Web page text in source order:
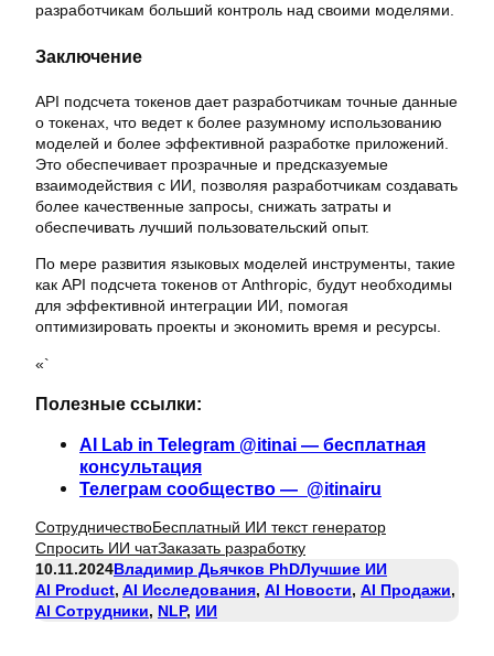
разработчикам больший контроль над своими моделями.
Заключение
API подсчета токенов дает разработчикам точные данные
о токенах, что ведет к более разумному использованию
моделей и более эффективной разработке приложений.
Это обеспечивает прозрачные и предсказуемые
взаимодействия с ИИ, позволяя разработчикам создавать
более качественные запросы, снижать затраты и
обеспечивать лучший пользовательский опыт.
По мере развития языковых моделей инструменты, такие
как API подсчета токенов от Anthropic, будут необходимы
для эффективной интеграции ИИ, помогая
оптимизировать проекты и экономить время и ресурсы.
«`
Полезные ссылки:
AI Lab in Telegram @itinai — бесплатная
консультация
Телеграм сообщество — @itinairu
СотрудничествоБесплатный ИИ текст генератор
Спросить ИИ чатЗаказать разработку
10.11.2024Владимир Дьячков PhDЛучшие ИИ
AI Product, AI Исследования, AI Новости, AI Продажи
AI Сотрудники, NLP, ИИ